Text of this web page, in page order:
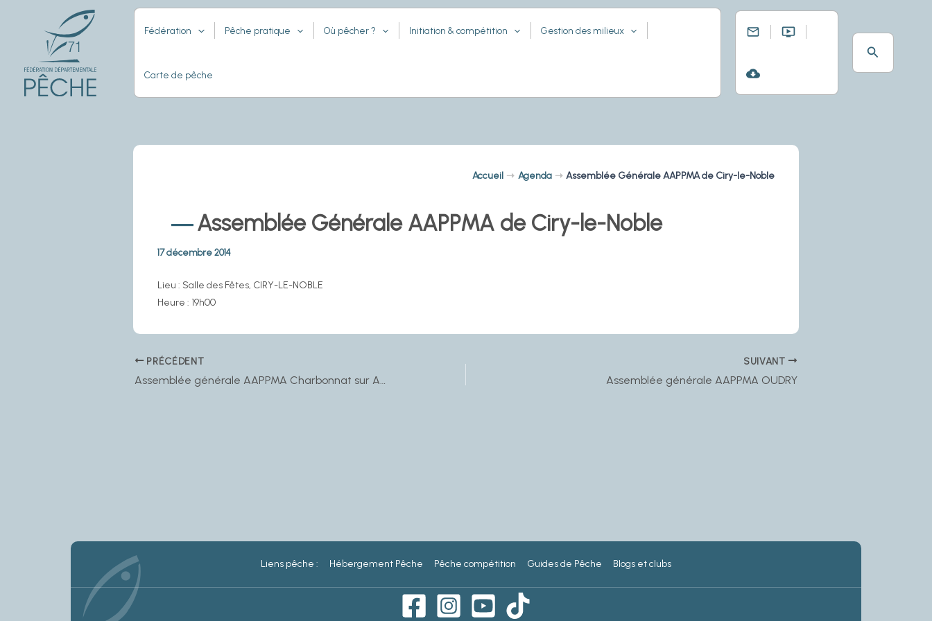
Fédération Pêche pratique Où pêcher ? Initiation & compétition Gestion des milieux
Carte de pêche
Rechercher
Accueil Agenda Assemblée Générale AAPPMA de Ciry-le-Noble
Assemblée Générale AAPPMA de Ciry-le-Noble
17 décembre 2014
Lieu : Salle des Fêtes, CIRY-LE-NOBLE
Heure : 19h00
PRÉCÉDENT
Assemblée générale AAPPMA Charbonnat sur Arroux
SUIVANT
Assemblée générale AAPPMA OUDRY
Liens pêche : Hébergement Pêche Pêche compétition Guides de Pêche Blogs et clubs